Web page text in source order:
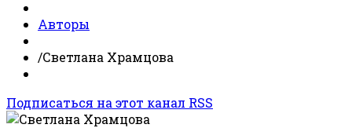
Авторы
/Светлана Храмцова
Подписаться на этот канал RSS